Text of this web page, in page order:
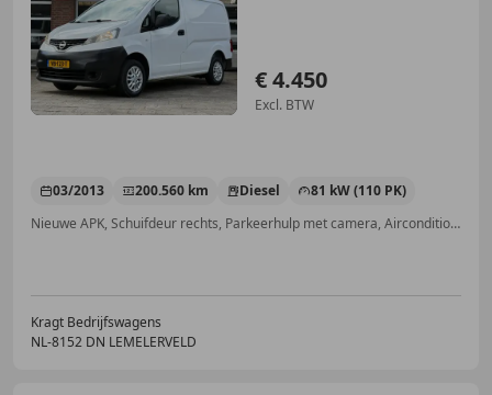
€ 4.450
Excl. BTW
03/2013 200.560 km Diesel
81 kW (110 PK)
Nieuwe APK, Schuifdeur rechts, Parkeerhulp met camera, Airconditioning, Centrale vergrendeling, Trekhaak, Cruise control, Met onderhoudshistorie
Kragt Bedrijfswagens
NL-8152 DN LEMELERVELD